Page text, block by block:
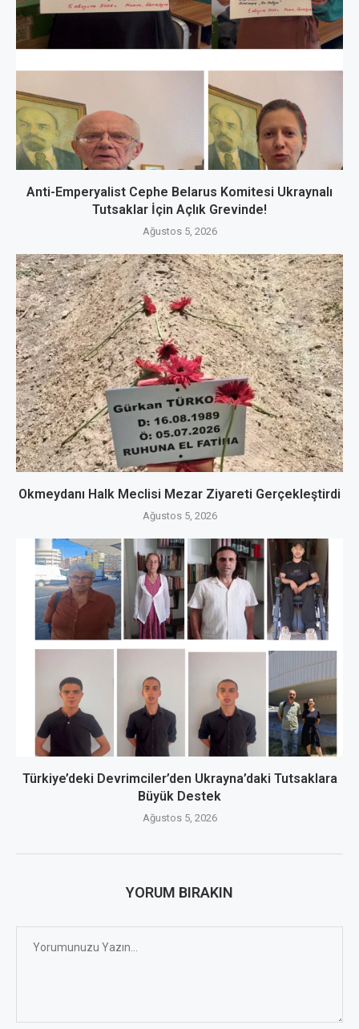
Anti-Emperyalist Cephe Belarus Komitesi Ukraynalı
Tutsaklar İçin Açlık Grevinde!
Ağustos 5, 2026
Okmeydanı Halk Meclisi Mezar Ziyareti Gerçekleştirdi
Ağustos 5, 2026
Türkiye’deki Devrimciler’den Ukrayna’daki Tutsaklara
Büyük Destek
Ağustos 5, 2026
YORUM BIRAKIN